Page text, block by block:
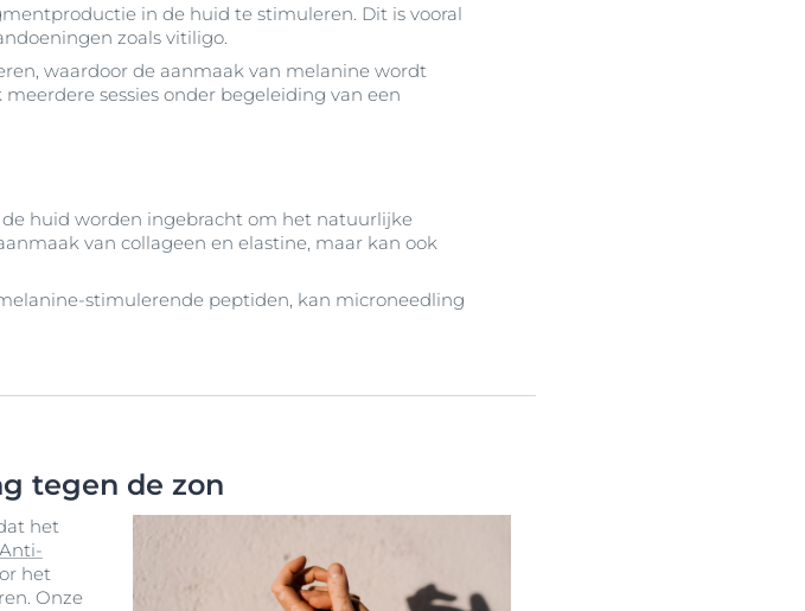
in de huid te stimuleren. Dit is vooral
zoals vitiligo.
waardoor de aanmaak van melanine wordt
sessies onder begeleiding van een
huid worden ingebracht om het natuurlijke
van collageen en elastine, maar kan ook
stimulerende peptiden, kan microneedling
tegen de zon
het
Anti-
het
Onze